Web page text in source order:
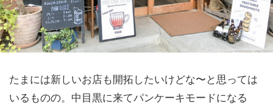
たまには新しいお店も開拓したいけどな〜と思っては
いるものの。中目黒に来てパンケーキモードになる